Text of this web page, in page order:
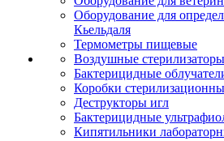
Оборудование для
Кьельдаля
Термометры пищевые
Воздушные
Бактерицидные
Коробки
Деструкторы игл
Бактерицидные
Кипятильники